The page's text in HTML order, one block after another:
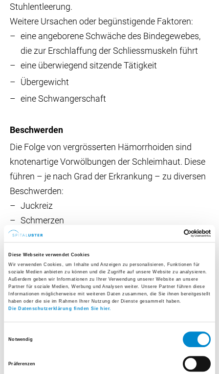
Diese Webseite verwendet Cookies
Wir verwenden Cookies, um Inhalte und Anzeigen zu personalisieren, Funktionen für
soziale Medien anbieten zu können und die Zugriffe auf unsere Website zu analysieren.
Außerdem geben wir Informationen zu Ihrer Verwendung unserer Website an unsere
Partner für soziale Medien, Werbung und Analysen weiter. Unsere Partner führen diese
Informationen möglicherweise mit weiteren Daten zusammen, die Sie ihnen bereitgestellt
haben oder die sie im Rahmen Ihrer Nutzung der Dienste gesammelt haben.
Die Datenschutzerklärung finden Sie hier.
Notwendig
Präferenzen
Stuhlentleerung.
Weitere Ursachen oder begünstigende Faktoren:
eine angeborene Schwäche des Bindegewebes,
die zur Erschlaffung der Schliessmuskeln führt
eine überwiegend sitzende Tätigkeit
Übergewicht
eine Schwangerschaft
Beschwerden
Die Folge von vergrösserten Hämorrhoiden sind
knotenartige Vorwölbungen der Schleimhaut. Diese
führen – je nach Grad der Erkrankung – zu diversen
Beschwerden:
Juckreiz
Schmerzen
Nässen
Blutungen in der Afterregion
Behandlung
Vergrösserte Hämorrhoiden müssen nicht zwingend
Empfehlenswert ist jedoch neben einer gründlichen
Hygiene im Analbereich eine rechtzeitige